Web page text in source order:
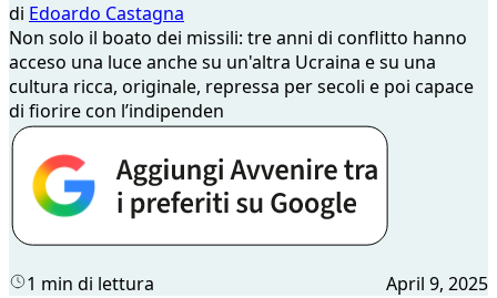
di Edoardo Castagna
Non solo il boato dei missili: tre anni di conflitto hanno
acceso una luce anche su un'altra Ucraina e su una
cultura ricca, originale, repressa per secoli e poi capace
di fiorire con l’indipenden
1 min di lettura April 9, 2025